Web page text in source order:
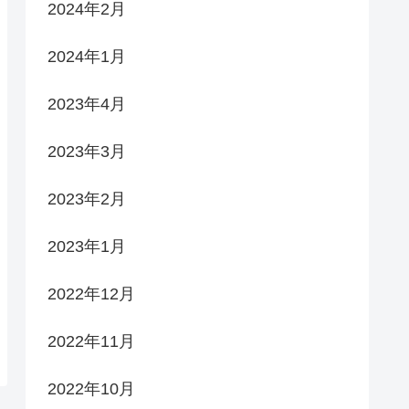
2024年2月
2024年1月
2023年4月
2023年3月
2023年2月
2023年1月
2022年12月
2022年11月
2022年10月